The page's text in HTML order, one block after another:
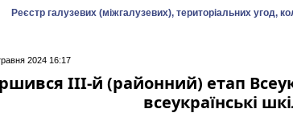
Реєстр галузевих (міжгалузевих), територіальних угод,
2024 16:17
ІІІ-й (районний) етап
всеукраїнські